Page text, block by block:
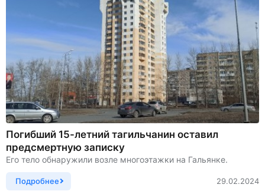
Погибший 15-летний тагильчанин оставил
предсмертную записку
Его тело обнаружили возле многоэтажки на Гальянке.
Подробнее 29.02.2024